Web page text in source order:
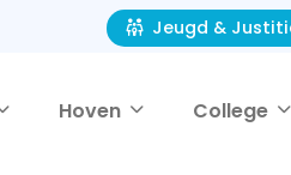
Jeugd &
Hoven College